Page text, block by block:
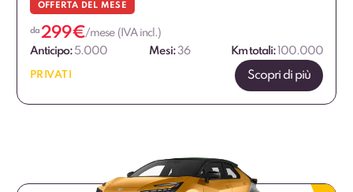
OFFERTA DEL MESE
da 299€/mese (IVA incl.)
Anticipo: 5.000 Mesi:36 Km totali: 100.000
PRIVATI Scopri di più